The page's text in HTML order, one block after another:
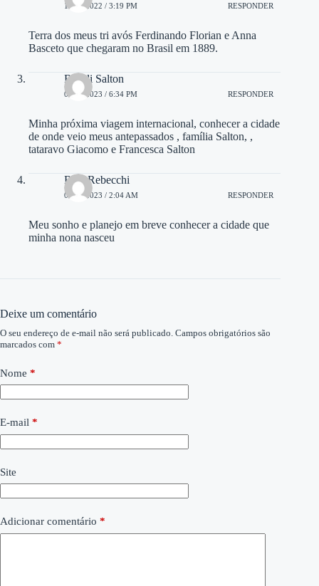
14/10/2022 / 3:19 PM RESPONDER
Terra dos meus tri avós Ferdinando Florian e Anna
Basceto que chegaram no Brasil em 1889.
Roseli Salton
02/01/2023 / 6:34 PM RESPONDER
Minha próxima viagem internacional, conhecer a cidade
de onde veio meus antepassados , família Salton, ,
tataravo Giacomo e Francesca Salton
Rosi Rebecchi
05/04/2023 / 2:04 AM RESPONDER
Meu sonho e planejo em breve conhecer a cidade que
minha nona nasceu
Deixe um comentário
O seu endereço de e-mail não será publicado. Campos obrigatórios são
marcados com *
Nome *
E-mail *
Site
Adicionar comentário *